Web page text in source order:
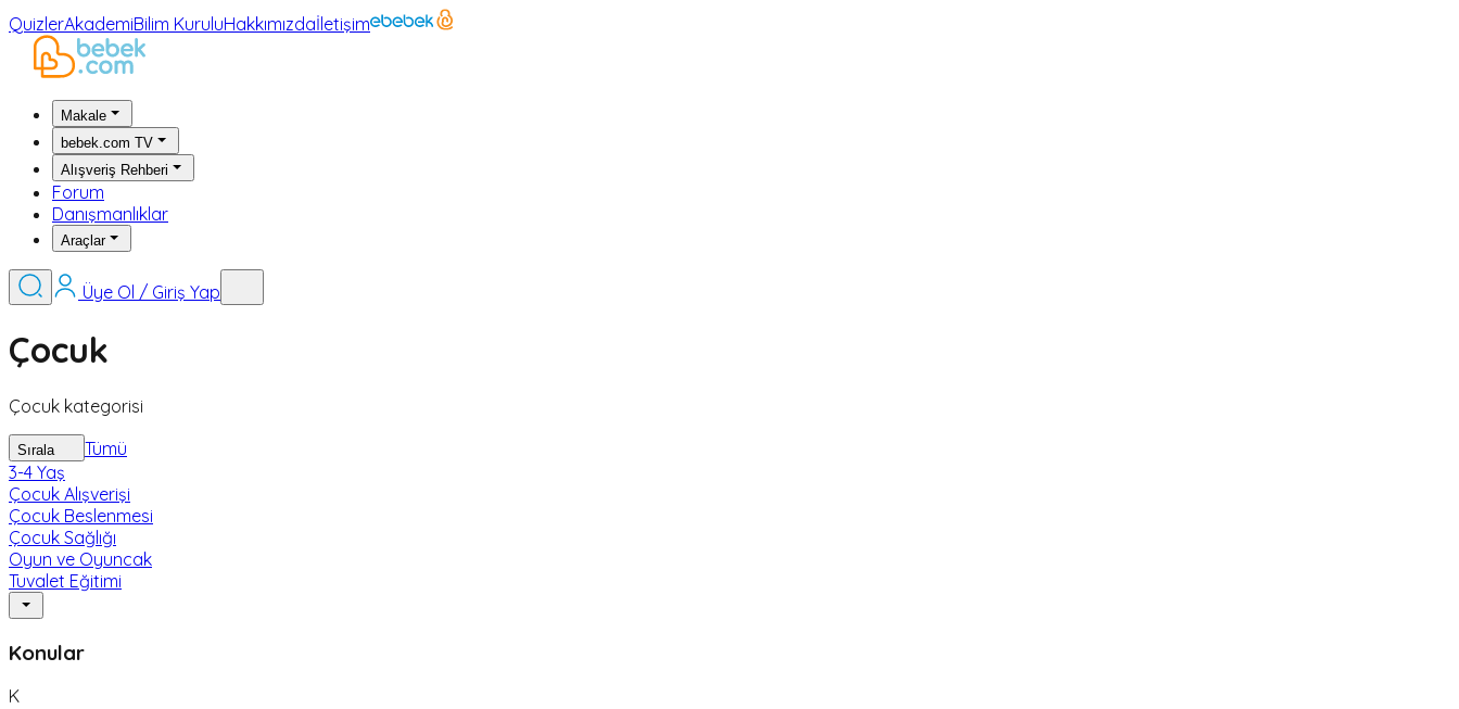
QuizlerAkademiBilim KuruluHakkımızdaİletişim
Makale
bebek.com TV
Alışveriş Rehberi
Forum
Danışmanlıklar
Araçlar
Üye Ol / Giriş Yap
Çocuk
Çocuk kategorisi
Sırala
Tümü
3-4 Yaş
Çocuk Alışverişi
Çocuk Beslenmesi
Çocuk Sağlığı
Oyun ve Oyuncak
Tuvalet Eğitimi
Konular
K